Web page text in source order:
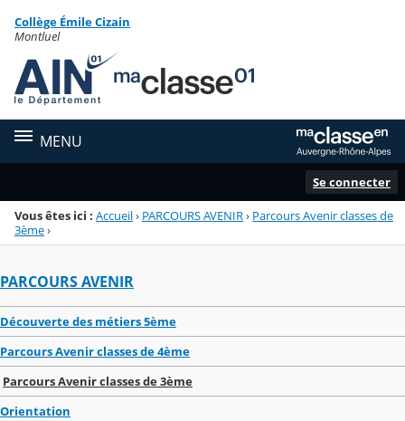
Menu de la rubrique
Contenu
Collège Émile Cizain
Montluel
MENU
Se connecter
Vous êtes ici : Accueil› PARCOURS AVENIR› Parcours Avenir classes de
3ème›
PARCOURS AVENIR
Découverte des métiers 5ème
Parcours Avenir classes de 4ème
Parcours Avenir classes de 3ème
Orientation